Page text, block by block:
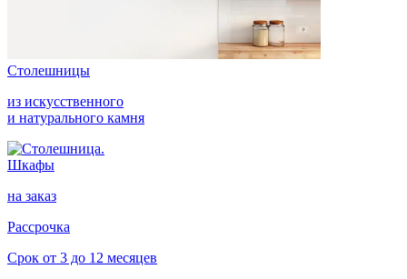
Столешницы
из искусственного
и натурального камня
Шкафы
на заказ
Рассрочка
Срок от 3 до 12 месяцев